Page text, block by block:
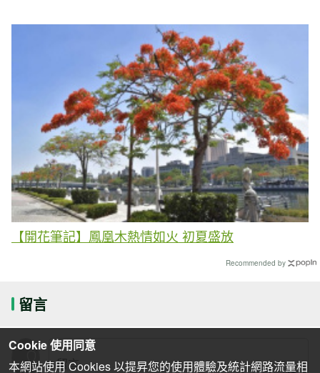
【開花筆記】鳳凰木熱情如火 初夏盛放
Recommended by
留言
Cookie 使用同意
本網站使用 Cookies 以提昇您的使用體驗及統計網路流量相